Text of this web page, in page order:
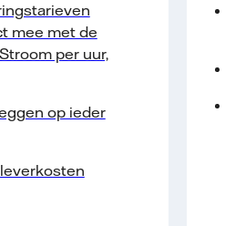
mee met de
per uur,
op ieder